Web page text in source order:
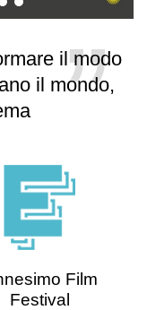
il modo
il mondo,
Film
Festival